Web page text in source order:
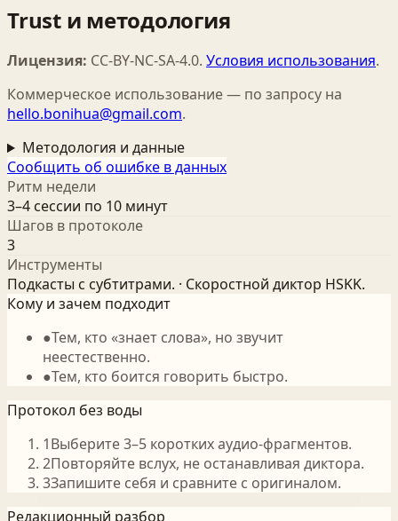
Trust и методология
Лицензия: CC-BY-NC-SA-4.0. Условия использования.
Коммерческое использование — по запросу на
hello.bonihua@gmail.com.
Методология и данные
Сообщить об ошибке в данных
Ритм недели
3–4 сессии по 10 минут
Шагов в протоколе
3
Инструменты
Подкасты с субтитрами. · Скоростной диктор HSKK.
Кому и зачем подходит
●Тем, кто «знает слова», но звучит
неестественно.
●Тем, кто боится говорить быстро.
Протокол без воды
1Выберите 3–5 коротких аудио‑фрагментов.
2Повторяйте вслух, не останавливая диктора.
3Запишите себя и сравните с оригиналом.
Редакционный разбор